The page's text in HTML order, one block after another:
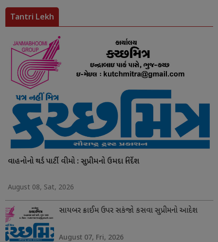
Tantri Lekh
વાહનોનો થર્ડ પાર્ટી વીમો : સુપ્રીમનો ઉમદા નિર્દેશ
August 08, Sat, 2026
સાયબર ક્રાઈમ ઉપર સકંજો કસવા સુપ્રીમનો આદેશ
August 07, Fri, 2026